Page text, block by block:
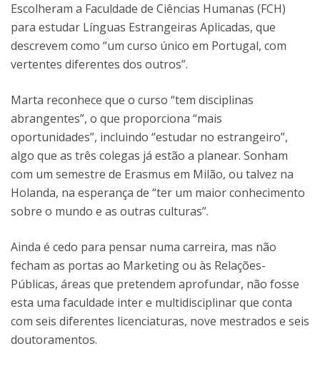
Escolheram a Faculdade de Ciências Humanas (FCH)
para estudar Línguas Estrangeiras Aplicadas, que
descrevem como “um curso único em Portugal, com
vertentes diferentes dos outros”.
Marta reconhece que o curso “tem disciplinas
abrangentes”, o que proporciona “mais
oportunidades”, incluindo “estudar no estrangeiro”,
algo que as três colegas já estão a planear. Sonham
com um semestre de Erasmus em Milão, ou talvez na
Holanda, na esperança de “ter um maior conhecimento
sobre o mundo e as outras culturas”.
Ainda é cedo para pensar numa carreira, mas não
fecham as portas ao Marketing ou às Relações-
Públicas, áreas que pretendem aprofundar, não fosse
esta uma faculdade inter e multidisciplinar que conta
com seis diferentes licenciaturas, nove mestrados e seis
doutoramentos.